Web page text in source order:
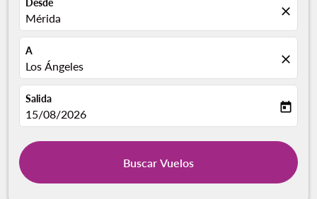
Desde
Mérida close
A
Los Ángeles close
Salida
fc-booking-departure-date-aria-label
15/08/2026 today
Buscar Vuelos